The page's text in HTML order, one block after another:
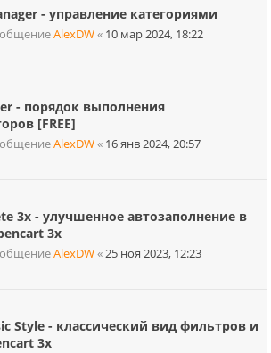
- управление категориями
AlexDW« 10 мар 2024, 18:22
- порядок выполнения
[FREE]
AlexDW« 16 янв 2024, 20:57
3x - улучшенное автозаполнение в
3x
AlexDW«25 ноя 2023, 12:23
Style - классический вид фильтров и
3х